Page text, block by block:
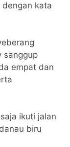
kata
sanggup
empat dan
ikuti jalan
biru